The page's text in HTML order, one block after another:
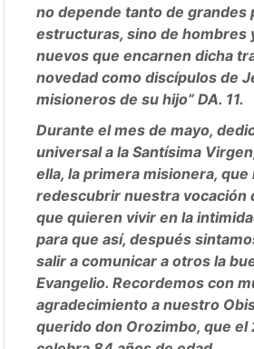
no depende tanto de grandes
estructuras, sino de hombres
nuevos que encarnen dicha
novedad como discípulos de
misioneros de su hijo” DA. 11.
Durante el mes de mayo,
universal a la Santísima
ella, la primera misionera, que
redescubrir nuestra vocación
que quieren vivir en la
para que así, después
salir a comunicar a otros la
Evangelio. Recordemos con
agradecimiento a nuestro
querido don Orozimbo, que el